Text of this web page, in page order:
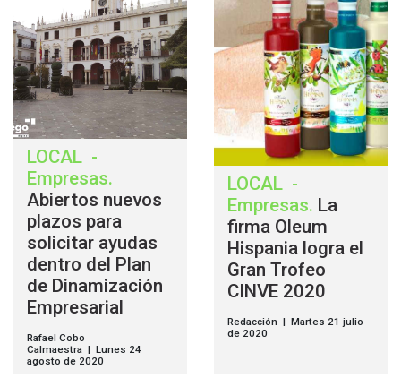
LOCAL -
Empresas.
Abiertos nuevos
plazos para
solicitar ayudas
dentro del Plan
de Dinamización
Empresarial
Rafael Cobo
Calmaestra | Lunes 24
agosto de 2020
LOCAL -
Empresas. La
firma Oleum
Hispania logra el
Gran Trofeo
CINVE 2020
Redacción | Martes 21 julio
de 2020